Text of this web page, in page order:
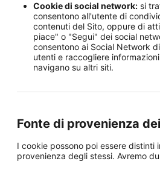
Cookie di social network: si
consentono all'utente di
contenuti del Sito, oppure di
piace" o "Segui" dei social
consentono ai Social Network
utenti e raccogliere
navigano su altri siti.
Fonte di provenienza
I cookie possono poi essere distinti
provenienza degli stessi. Avremo